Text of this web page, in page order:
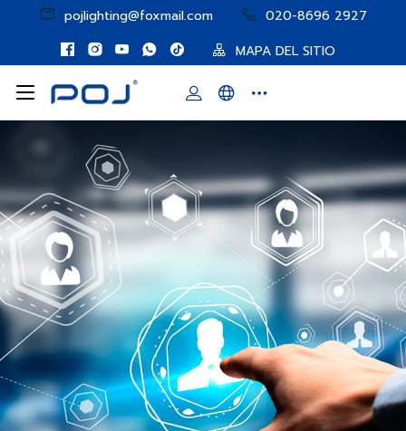
pojlighting@foxmail.com
020-8696 2927
MAPA DEL SITIO